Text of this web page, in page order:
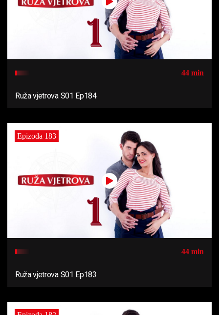
44 min
Ruža vjetrova S01 Ep184
Epizoda 183
44 min
Ruža vjetrova S01 Ep183